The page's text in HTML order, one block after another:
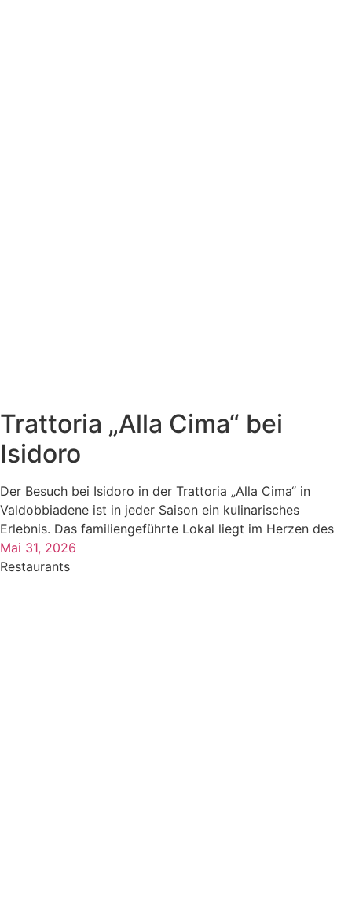
Trattoria „Alla Cima“ bei
Isidoro
Der Besuch bei Isidoro in der Trattoria „Alla Cima“ in
Valdobbiadene ist in jeder Saison ein kulinarisches
Erlebnis. Das familiengeführte Lokal liegt im Herzen des
Mai 31, 2026
Restaurants